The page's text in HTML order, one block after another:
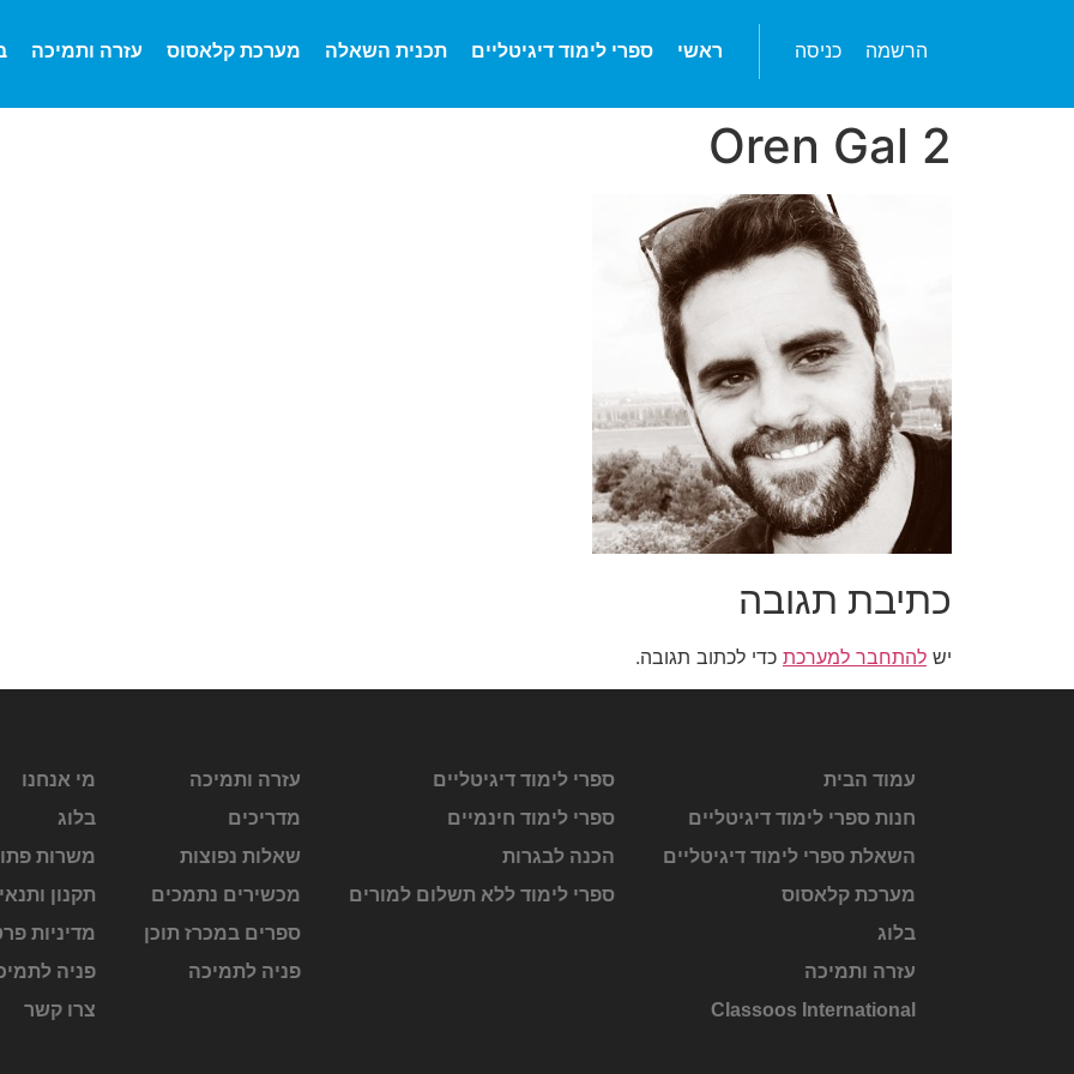
הרשמה כניסה ראשי ספרי לימוד דיגיטליים תכנית השאלה מערכת קלאסוס עזרה ותמיכה
Oren Gal 2
כתיבת תגובה
יש להתחבר למערכת כדי לכתוב תגובה.
עמוד הבית
חנות ספרי לימוד דיגיטליים
השאלת ספרי לימוד דיגיטליים
מערכת קלאסוס
בלוג
עזרה ותמיכה
Classoos International
ספרי לימוד דיגיטליים
ספרי לימוד חינמיים
הכנה לבגרות
ספרי לימוד ללא תשלום למורים
עזרה ותמיכה
מדריכים
שאלות נפוצות
מכשירים נתמכים
ספרים במכרז תוכן
פניה לתמיכה
מי אנחנו
בלוג
משרות
תקנון
מדיניות
פניה
צרו קשר